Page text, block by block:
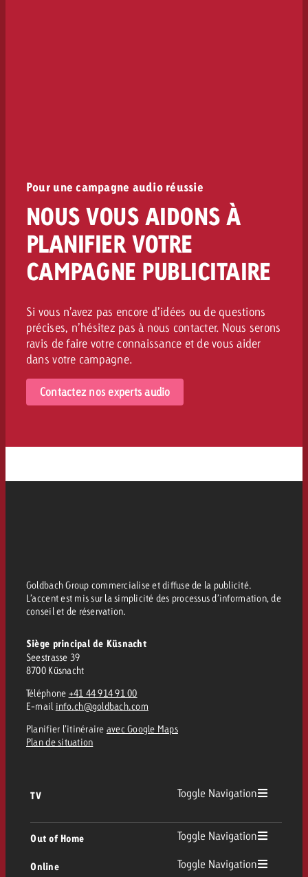
Pour une campagne audio réussie
NOUS VOUS AIDONS À
PLANIFIER VOTRE
CAMPAGNE PUBLICITAIRE
Si vous n’avez pas encore d’idées ou de questions
précises, n’hésitez pas à nous contacter. Nous serons
ravis de faire votre connaissance et de vous aider
dans votre campagne.
Contactez nos experts audio
Goldbach Group commercialise et diffuse de la publicité.
L’accent est mis sur la simplicité des processus d’information, de
conseil et de réservation.
Siège principal de Küsnacht
Seestrasse 39
8700 Küsnacht
Téléphone +41 44 914 91 00
E-mail info.ch@goldbach.com
Planifier l’itinéraire avec Google Maps
Plan de situation
TV Toggle Navigation
Out of Home Toggle Navigation
Out of Home
Online Toggle Navigation